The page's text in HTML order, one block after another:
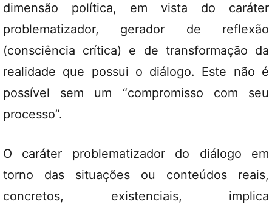
dimensão política, em vista do caráter
problematizador, gerador de reflexão
(consciência crítica) e de transformação da
realidade que possui o diálogo. Este não é
possível sem um “compromisso com seu
processo”.
O caráter problematizador do diálogo em
torno das situações ou conteúdos reais,
concretos, existenciais, implica